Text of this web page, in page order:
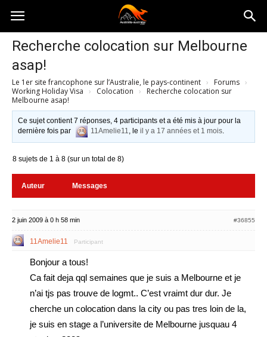
Australia-
australie.com
Recherche colocation sur Melbourne
asap!
Le 1er site francophone sur l’Australie, le pays-continent › Forums ›
Working Holiday Visa › Colocation ›
Recherche colocation sur
Melbourne asap!
Ce sujet contient 7 réponses, 4 participants et a été mis à jour pour la
dernière fois par
11Amelie11, leil y a 17 années et 1 mois.
8 sujets de 1 à 8 (sur un total de 8)
Auteur Messages
2 juin 2009 à 0 h 58 min #36855
11Amelie11 Participant
Bonjour a tous!
Ca fait deja qql semaines que je suis a Melbourne et je
n’ai tjs pas trouve de logmt.. C’est vraimt dur dur. Je
cherche un colocation dans la city ou pas tres loin de la,
je suis en stage a l’universite de Melbourne jusquau 4